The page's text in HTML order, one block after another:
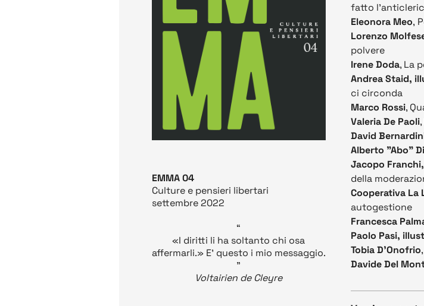
EMMA 04
Culture e pensieri libertari
settembre 2022
“
«I diritti li ha soltanto chi osa
affermarli.» E' questo i mio messaggio.
”
Voltairien de Cleyre
fatto
Eleonora Meo,
Lorenzo
polvere
Irene Doda, La
Andrea Staid,
ci circonda
Marco Rossi,
Valeria De Paoli
David
Alberto "Abo"
Jacopo
della
Cooperativa La
autogestione
Francesca
Paolo Pasi,
Tobia D'Onofrio
Davide Del